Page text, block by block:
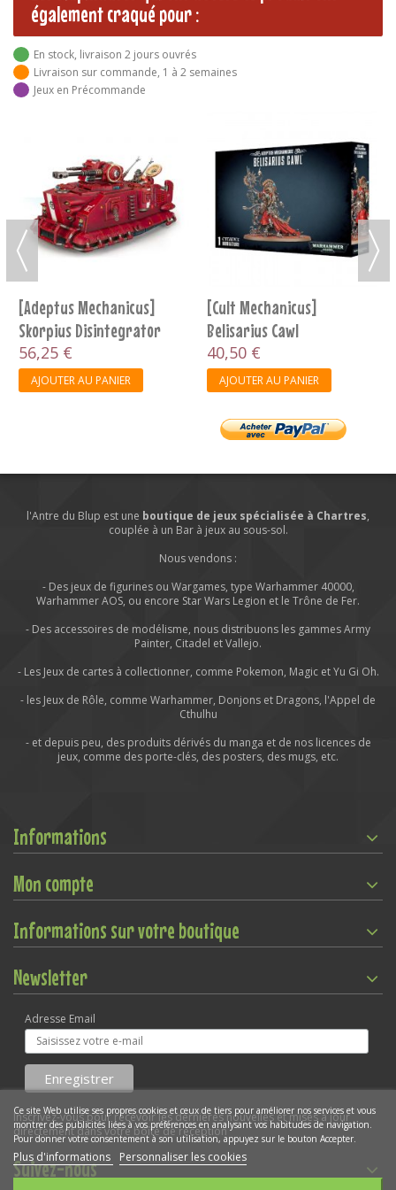
également craqué pour :
En stock, livraison 2 jours ouvrés
Livraison sur commande, 1 à 2 semaines
Jeux en Précommande
[Cult Mechanicus]
Belisarius Cawl
40,50 €
AJOUTER AU PANIER
Aeldari V10 - Wraithknight
117,00 €130,00 €
AJOUTER AU PANIER
l'Antre du Blup est une boutique de jeux spécialisée à Chartres,
couplée à un Bar à jeux au sous-sol.
Nous vendons :
- Des jeux de figurines ou Wargames, type Warhammer 40000,
Warhammer AOS, ou encore Star Wars Legion et le Trône de Fer.
- Des accessoires de modélisme, nous distribuons les gammes Army
Painter, Citadel et Vallejo.
- Les Jeux de cartes à collectionner, comme Pokemon, Magic et Yu Gi Oh.
- les Jeux de Rôle, comme Warhammer, Donjons et Dragons, l'Appel de
Cthulhu
- et depuis peu, des produits dérivés du manga et de nos licences de
jeux, comme des porte-clés, des posters, des mugs, etc.
Informations
Mon compte
Informations sur votre boutique
Newsletter
Adresse Email
Inscrivez-vous pour recevoir les dernières nouvelles et mises à jour
directement dans votre boîte de réception
Suivez-nous
Ce site Web utilise ses propres cookies et ceux de tiers pour améliorer nos services et vous
montrer des publicités liées à vos préférences en analysant vos habitudes de navigation.
Pour donner votre consentement à son utilisation, appuyez sur le bouton Accepter.
Plus d'informations Personnaliser les cookies